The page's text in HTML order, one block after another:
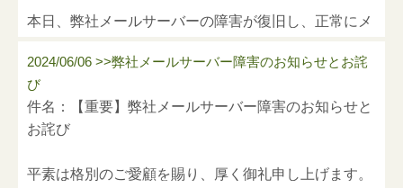
本日、弊社メールサーバーの障害が復旧し、正常にメ
お客様には、メールの送受信ができないなど、大変な
ご迷惑をおかけいたしましたことを深くお詫び申し上
げます。
復旧作業完了後、 お客様からのメールの受信を順次開
2024/06/06 >>弊社メールサーバー障害のお知らせとお詫
び
件名：【重要】弊社メールサーバー障害のお知らせと
お詫び
平素は格別のご愛顧を賜り、厚く御礼申し上げます。